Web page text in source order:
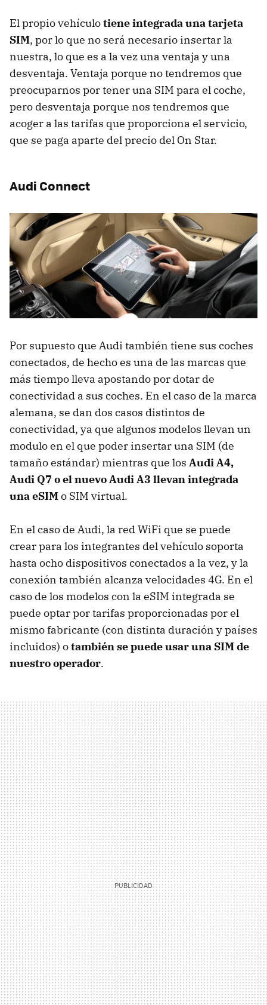
El propio vehículotiene integrada una tarjeta
SIM, por lo que no será necesario insertar la
nuestra, lo que es a la vez una ventaja y una
desventaja. Ventaja porque no tendremos que
preocuparnos por tener una SIM para el coche,
pero desventaja porque nos tendremos que
acoger a las tarifas que proporciona el servicio,
que se paga aparte del precio del On Star.
Audi Connect
Por supuesto que Audi también tiene sus coches
conectados, de hecho es una de las marcas que
más tiempo lleva apostando por dotar de
conectividad a sus coches. En el caso de la marca
alemana, se dan dos casos distintos de
conectividad, ya que algunos modelos llevan un
modulo en el que poder insertar una SIM (de
tamaño estándar) mientras que los Audi A4,
Audi Q7 o el nuevo Audi A3 llevan integrada
una eSIMo SIM virtual.
En el caso de Audi, la red WiFi que se puede
crear para los integrantes del vehículo soporta
hasta ocho dispositivos conectados a la vez, y la
conexión también alcanza velocidades 4G. En el
caso de los modelos con la eSIM integrada se
puede optar por tarifas proporcionadas por el
mismo fabricante (con distinta duración y países
incluidos) otambién se puede usar una SIM de
nuestro operador.